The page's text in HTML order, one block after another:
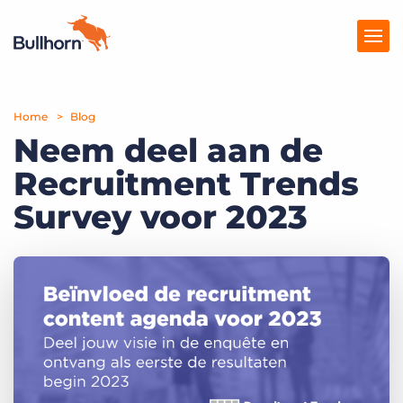
Producten
Prijzen
Kennisbank
Home Blog
Neem deel aan de
Recruitment Trends
Survey voor 2023